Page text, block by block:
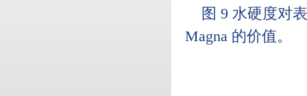
图 9 水硬度对
Magna 的价值。